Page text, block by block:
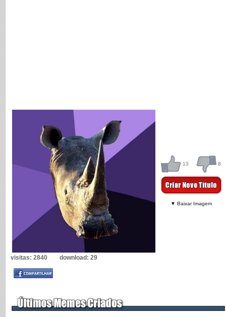
13 8
▼ Baixar Imagem
visitas: 2840 download: 29